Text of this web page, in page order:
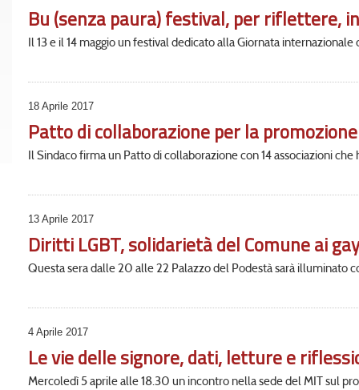
Bu (senza paura) festival, per riflettere,
Il 13 e il 14 maggio un festival dedicato alla Giornata
18 Aprile 2017
Patto di collaborazione per la
Il Sindaco firma un Patto di collaborazione con 14 associazioni
13 Aprile 2017
Diritti LGBT, solidarietà del Comune ai
Questa sera dalle 20 alle 22 Palazzo del Podestà sarà illuminato
4 Aprile 2017
Le vie delle signore, dati, letture e
Mercoledì 5 aprile alle 18.30 un incontro nella sede del MIT sul